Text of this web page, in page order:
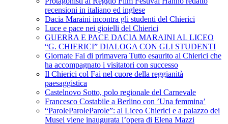
recensioni in italiano ed inglese
Dacia Maraini incontra gli studenti del Chierici
Luce e pace nei gioielli del Chierici
GUERRA E PACE DACIA MARAINI AL LICEO
“G. CHIERICI” DIALOGA CON GLI STUDENTI
Giornate Fai di primavera Tutto esaurito al Chierici che
ha accompagnato i visitatori con successo
Il Chierici col Fai nel cuore della reggianità
paesaggistica
Castelnovo Sotto, polo regionale del Carnevale
Francesco Costabile a Berlino con ’Una femmina’
“ParoleParoleParole”: al Liceo Chierici e a palazzo dei
Musei viene inaugurata l’opera di Elena Mazzi